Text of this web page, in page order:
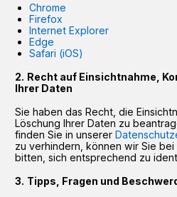
Chrome
Firefox
Internet Explorer
Edge
Safari (iOS)
Recht auf Einsichtnahme,
Ihrer Daten
Sie haben das Recht, die
Löschung Ihrer Daten zu
finden Sie in unserer
zu verhindern, können wir Sie
bitten, sich entsprechend zu
Tipps, Fragen und